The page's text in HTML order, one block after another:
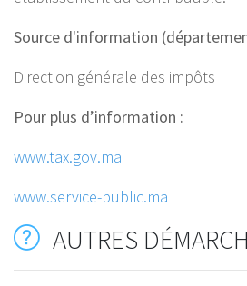
Source d'information
Direction générale des impôts
Pour plus d’information :
www.tax.gov.ma
www.service-public.ma
AUTRES